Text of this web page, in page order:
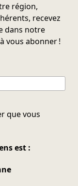
région,
recevez
dans notre
vous abonner !
que vous
est :